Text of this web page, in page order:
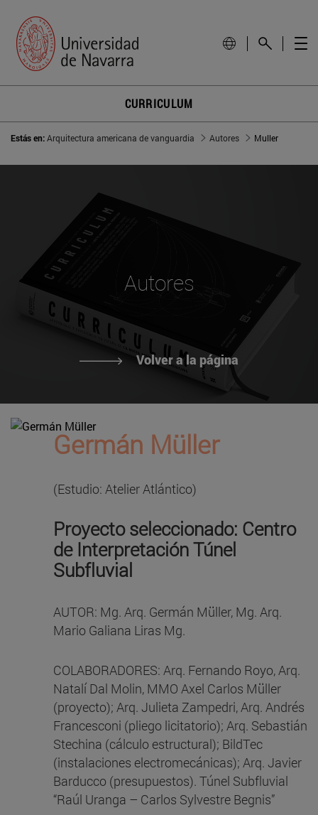
CURRICULUM
Estás en:Arquitectura americana de vanguardia Autores Muller
Autores
Volver a la página
Germán Müller
(Estudio: Atelier Atlántico)
Proyecto seleccionado: Centro
de Interpretación Túnel
Subfluvial
AUTOR: Mg. Arq. Germán Müller, Mg. Arq.
Mario Galiana Liras Mg.
COLABORADORES: Arq. Fernando Royo, Arq.
Natalí Dal Molin, MMO Axel Carlos Müller
(proyecto); Arq. Julieta Zampedri, Arq. Andrés
Francesconi (pliego licitatorio); Arq. Sebastián
Stechina (cálculo estructural); BildTec
(instalaciones electromecánicas); Arq. Javier
Barducco (presupuestos). Túnel Subfluvial
“Raúl Uranga – Carlos Sylvestre Begnis”